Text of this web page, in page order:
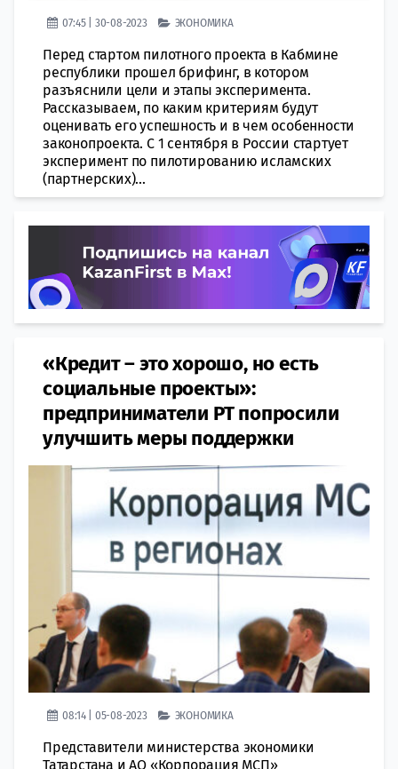
07:45 | 30-08-2023 ЭКОНОМИКА
Перед стартом пилотного проекта в Кабмине
республики прошел брифинг, в котором
разъяснили цели и этапы эксперимента.
Рассказываем, по каким критериям будут
оценивать его успешность и в чем особенности
законопроекта. С 1 сентября в России стартует
эксперимент по пилотированию исламских
(партнерских)...
«Кредит – это хорошо, но есть
социальные проекты»:
предприниматели РТ попросили
улучшить меры поддержки
08:14 | 05-08-2023 ЭКОНОМИКА
Представители министерства экономики
Татарстана и АО «Корпорация МСП»